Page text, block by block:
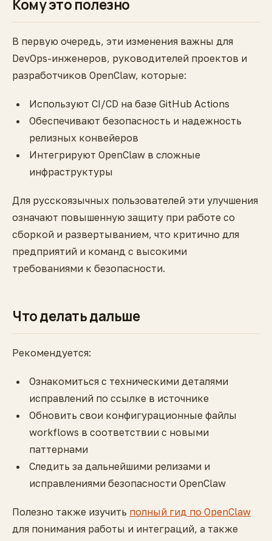
Кому это полезно
В первую очередь, эти изменения важны для
DevOps-инженеров, руководителей проектов и
разработчиков OpenClaw, которые:
Используют CI/CD на базе GitHub Actions
Обеспечивают безопасность и надежность
релизных конвейеров
Интегрируют OpenClaw в сложные
инфраструктуры
Для русскоязычных пользователей эти улучшения
означают повышенную защиту при работе со
сборкой и развертыванием, что критично для
предприятий и команд с высокими
требованиями к безопасности.
Что делать дальше
Рекомендуется:
Ознакомиться с техническими деталями
исправлений по ссылке в источнике
Обновить свои конфигурационные файлы
workflows в соответствии с новыми
паттернами
Следить за дальнейшими релизами и
исправлениями безопасности OpenClaw
Полезно также изучить полный гид по OpenClaw
для понимания работы и интеграций, а также